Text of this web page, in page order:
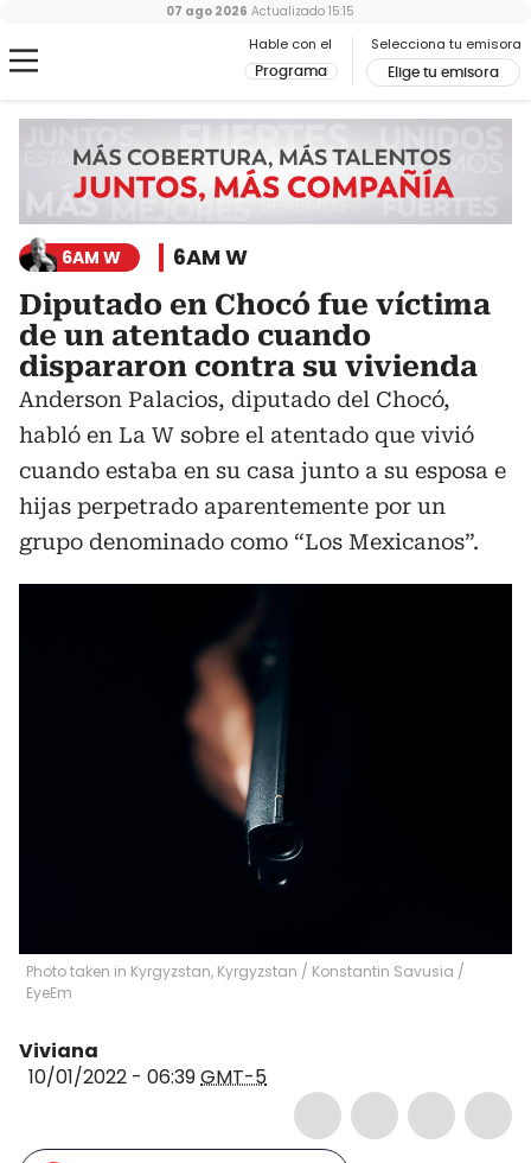
Hable con el
Programa
Selecciona tu emisora
Elige tu emisora
07 ago 2026 Actualizado 15:15
6AM W 6AM W
Diputado en Chocó fue víctima
de un atentado cuando
dispararon contra su vivienda
Anderson Palacios, diputado del Chocó,
habló en La W sobre el atentado que vivió
cuando estaba en su casa junto a su esposa e
hijas perpetrado aparentemente por un
grupo denominado como “Los Mexicanos”.
Photo taken in Kyrgyzstan, Kyrgyzstan / Konstantin Savusia /
EyeEm
Viviana
10/01/2022 - 06:39GMT-5